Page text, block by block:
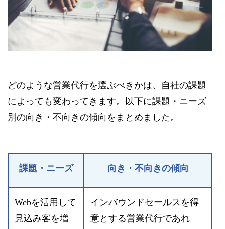
どのような営業代行を選ぶべきかは、自社の課題
によっても変わってきます。以下に課題・ニーズ
別の向き・不向きの傾向をまとめました。
課題・ニーズ 向き・不向きの傾向
Webを活用して
見込み客を増
インバウンドセールスを得
意とする営業代行であれ